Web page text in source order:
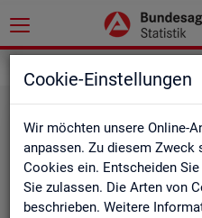
Cookie-Einstellungen
Wir möchten unsere Online-
anpassen. Zu diesem Zweck
Cookies ein. Entscheiden
Sie zulassen. Die Arten von
beschrieben. Weitere